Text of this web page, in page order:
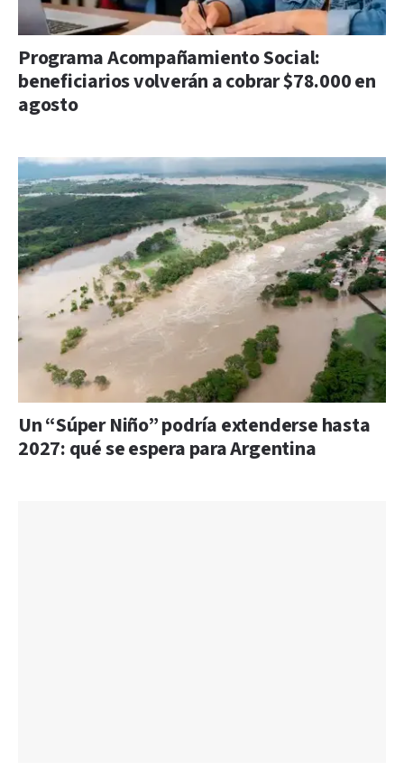
Programa Acompañamiento Social:
beneficiarios volverán a cobrar $78.000 en
agosto
Un “Súper Niño” podría extenderse hasta
2027: qué se espera para Argentina